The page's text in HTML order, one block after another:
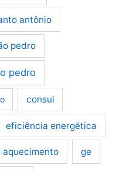
antônio
pedro
pedro
consul
eficiência energética
aquecimento ge